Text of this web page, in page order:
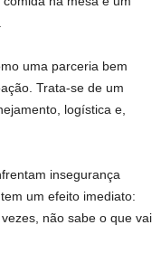
uma parceria bem
Trata-se de um
logística e,
insegurança
um efeito imediato:
não sabe o que vai